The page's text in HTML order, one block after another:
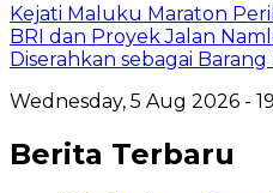
Kejati Maluku Maraton
BRI dan Proyek Jalan
Diserahkan sebagai
Wednesday, 5 Aug 2026 -
Berita Terbaru